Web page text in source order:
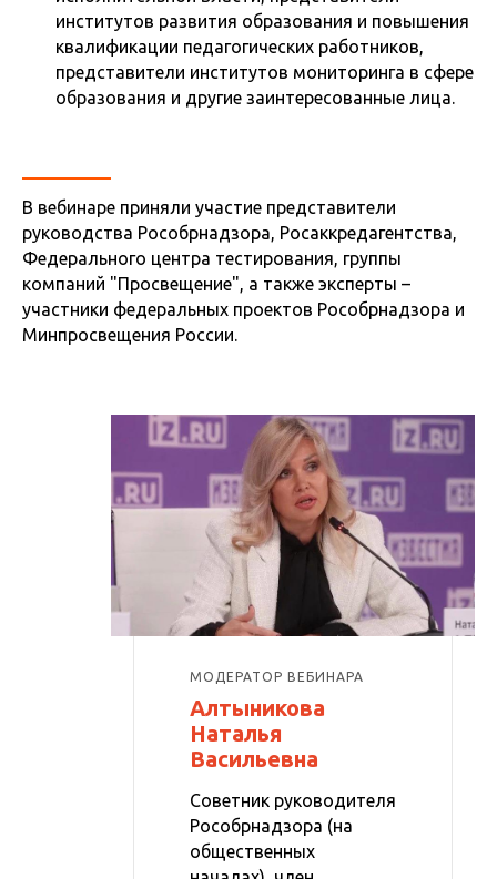
институтов развития образования и повышения
квалификации педагогических работников,
представители институтов мониторинга в сфере
образования и другие заинтересованные лица.
В вебинаре приняли участие представители
руководства Рособрнадзора, Росаккредагентства,
Федерального центра тестирования, группы
компаний "Просвещение", а также эксперты –
участники федеральных проектов Рособрнадзора и
Минпросвещения России.
МОДЕРАТОР ВЕБИНАРА
Алтыникова
Наталья
Васильевна
Советник руководителя
Рособрнадзора (на
общественных